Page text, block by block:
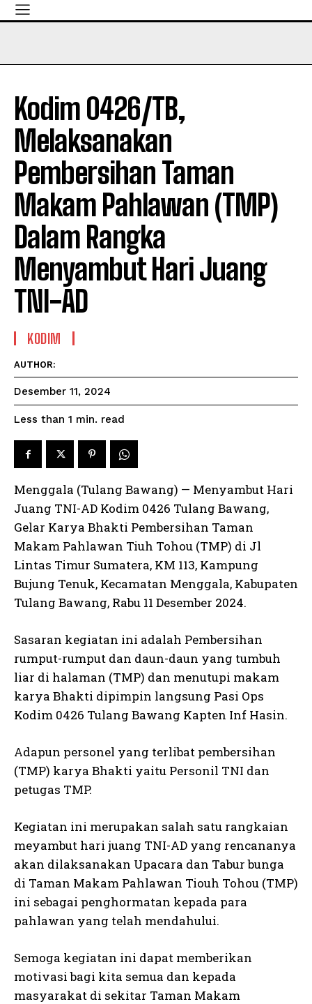
Kodim 0426/TB,
Melaksanakan
Pembersihan Taman
Makam Pahlawan (TMP)
Dalam Rangka
Menyambut Hari Juang
TNI-AD
KODIM
AUTHOR:
Desember 11, 2024
Less than 1 min. read
Menggala (Tulang Bawang) — Menyambut Hari
Juang TNI-AD Kodim 0426 Tulang Bawang,
Gelar Karya Bhakti Pembersihan Taman
Makam Pahlawan Tiuh Tohou (TMP) di Jl
Lintas Timur Sumatera, KM 113, Kampung
Bujung Tenuk, Kecamatan Menggala, Kabupaten
Tulang Bawang, Rabu 11 Desember 2024.
Sasaran kegiatan ini adalah Pembersihan
rumput-rumput dan daun-daun yang tumbuh
liar di halaman (TMP) dan menutupi makam
karya Bhakti dipimpin langsung Pasi Ops
Kodim 0426 Tulang Bawang Kapten Inf Hasin.
Adapun personel yang terlibat pembersihan
(TMP) karya Bhakti yaitu Personil TNI dan
petugas TMP.
Kegiatan ini merupakan salah satu rangkaian
meyambut hari juang TNI-AD yang rencananya
akan dilaksanakan Upacara dan Tabur bunga
di Taman Makam Pahlawan Tiouh Tohou (TMP)
ini sebagai penghormatan kepada para
pahlawan yang telah mendahului.
Semoga kegiatan ini dapat memberikan
motivasi bagi kita semua dan kepada
masyarakat di sekitar Taman Makam